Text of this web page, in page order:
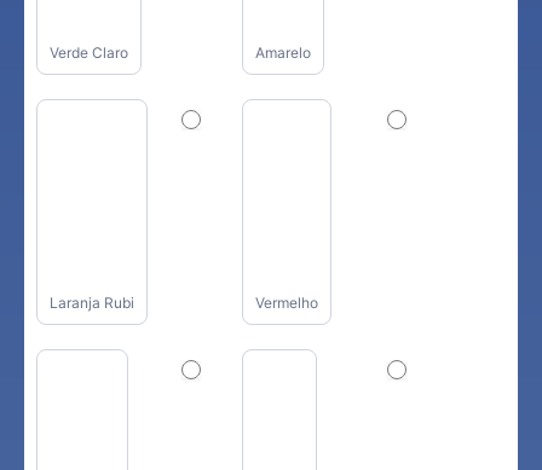
Verde Claro Amarelo
Laranja Rubi Vermelho